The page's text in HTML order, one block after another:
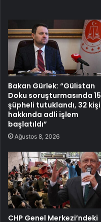
Bakan Gürlek: “Gülistan
Doku soruşturmasında 15
şüpheli tutuklandı, 32 kişi
hakkında adli işlem
başlatıldı”
Ağustos 8, 2026
CHP Genel Merkezi’ndeki